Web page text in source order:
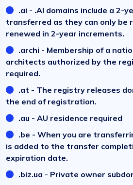
.ai - .AI domains include a 2-
transferred as they can only be
renewed in 2-year increments.
.archi - Membership of a
architects authorized by the
required.
.at - The registry releases
the end of registration.
.au - AU residence required
.be - When you are
is added to the transfer
expiration date.
.biz.ua - Private owner